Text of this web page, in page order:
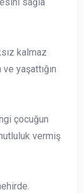
kalmaz
yaşattığın
çocuğun
vermiş